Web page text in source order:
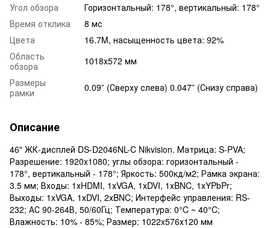
Угол обзора
Горизонтальный: 178°, вертикальный: 178°
Время отклика
8 мс
Цвета
16.7M, насыщенность цвета: 92%
Область
обзора
1018х572 мм
Размеры
рамки
0.09” (Сверху слева) 0.047” (Снизу справа)
Описание
46" ЖК-дисплей DS-D2046NL-C Nikvision. Матрица: S-PVA;
Разрешение: 1920x1080; углы обзора: горизонтальный -
178°, вертикальный - 178°; Яркость: 500кд/м2; Рамка экрана:
3.5 мм; Входы: 1хHDMI, 1хVGA, 1хDVI, 1хBNC, 1хYPbPr;
Выходы: 1хVGA, 1хDVI, 2хBNC; Интерфейс управления: RS-
232; АС 90-264В, 50/60Гц; Температура: 0°C ~ 40°C;
Влажность: 10% - 85%; Размер: 1022x576х120 мм